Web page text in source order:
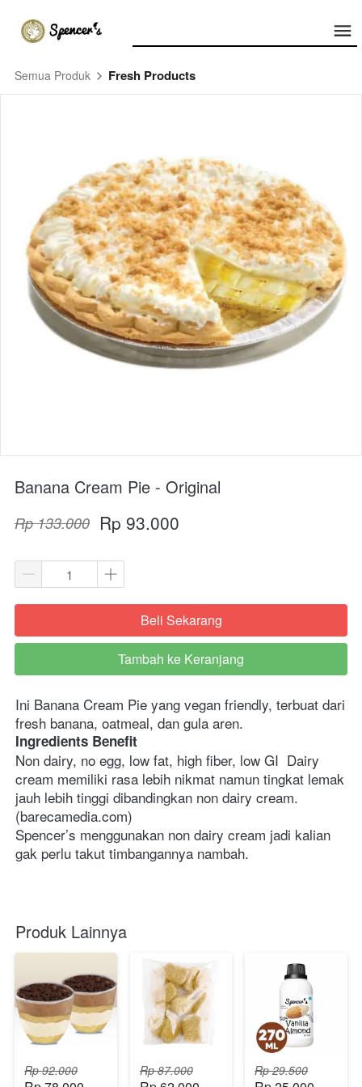
Semua Produk Fresh Products
Banana Cream Pie - Original
Rp 133.000 Rp 93.000
`Beli Sekarang
`
Tambah ke Keranjang
Ini Banana Cream Pie yang vegan friendly, terbuat dari
fresh banana, oatmeal, dan gula aren.
Ingredients Benefit
Non dairy, no egg, low fat, high fiber, low GI  Dairy
cream memiliki rasa lebih nikmat namun tingkat lemak
jauh lebih tinggi dibandingkan non dairy cream.
(barecamedia.com)
Spencer’s menggunakan non dairy cream jadi kalian
gak perlu takut timbangannya nambah.
Produk Lainnya
Rp 92.000 Rp 87.000 Rp 29.500